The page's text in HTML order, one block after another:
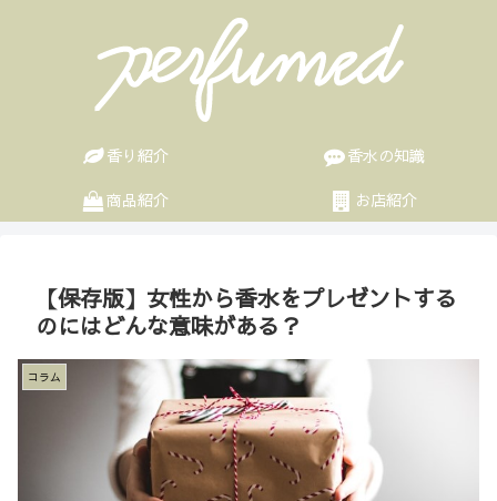
香り紹介
香水の知識
商品紹介
お店紹介
【保存版】女性から香水をプレゼントする
のにはどんな意味がある？
コラム